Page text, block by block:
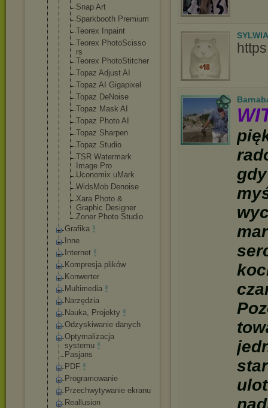
Snap Art
Sparkbooth Premium
Teorex Inpaint
Teorex PhotoScisso
rs
Teorex PhotoStitcher
Topaz Adjust AI
Topaz AI Gigapixel
Topaz DeNoise
Topaz Mask AI
Topaz Photo AI
Topaz Sharpen
Topaz Studio
TSR Watermark
Image Pro
Uconomix uMark
WidsMob Denoise
Xara Photo &
Graphic Designer
Zoner Photo Studio
Grafika
Inne
Internet
Kompresja plików
Konwerter
Multimedia
Narzędzia
Nauka, Projekty
Odzyskiwanie danych
Optymalizacja
systemu
Pasjans
PDF
Programowanie
Przechwytywanie ekranu
Reallusion